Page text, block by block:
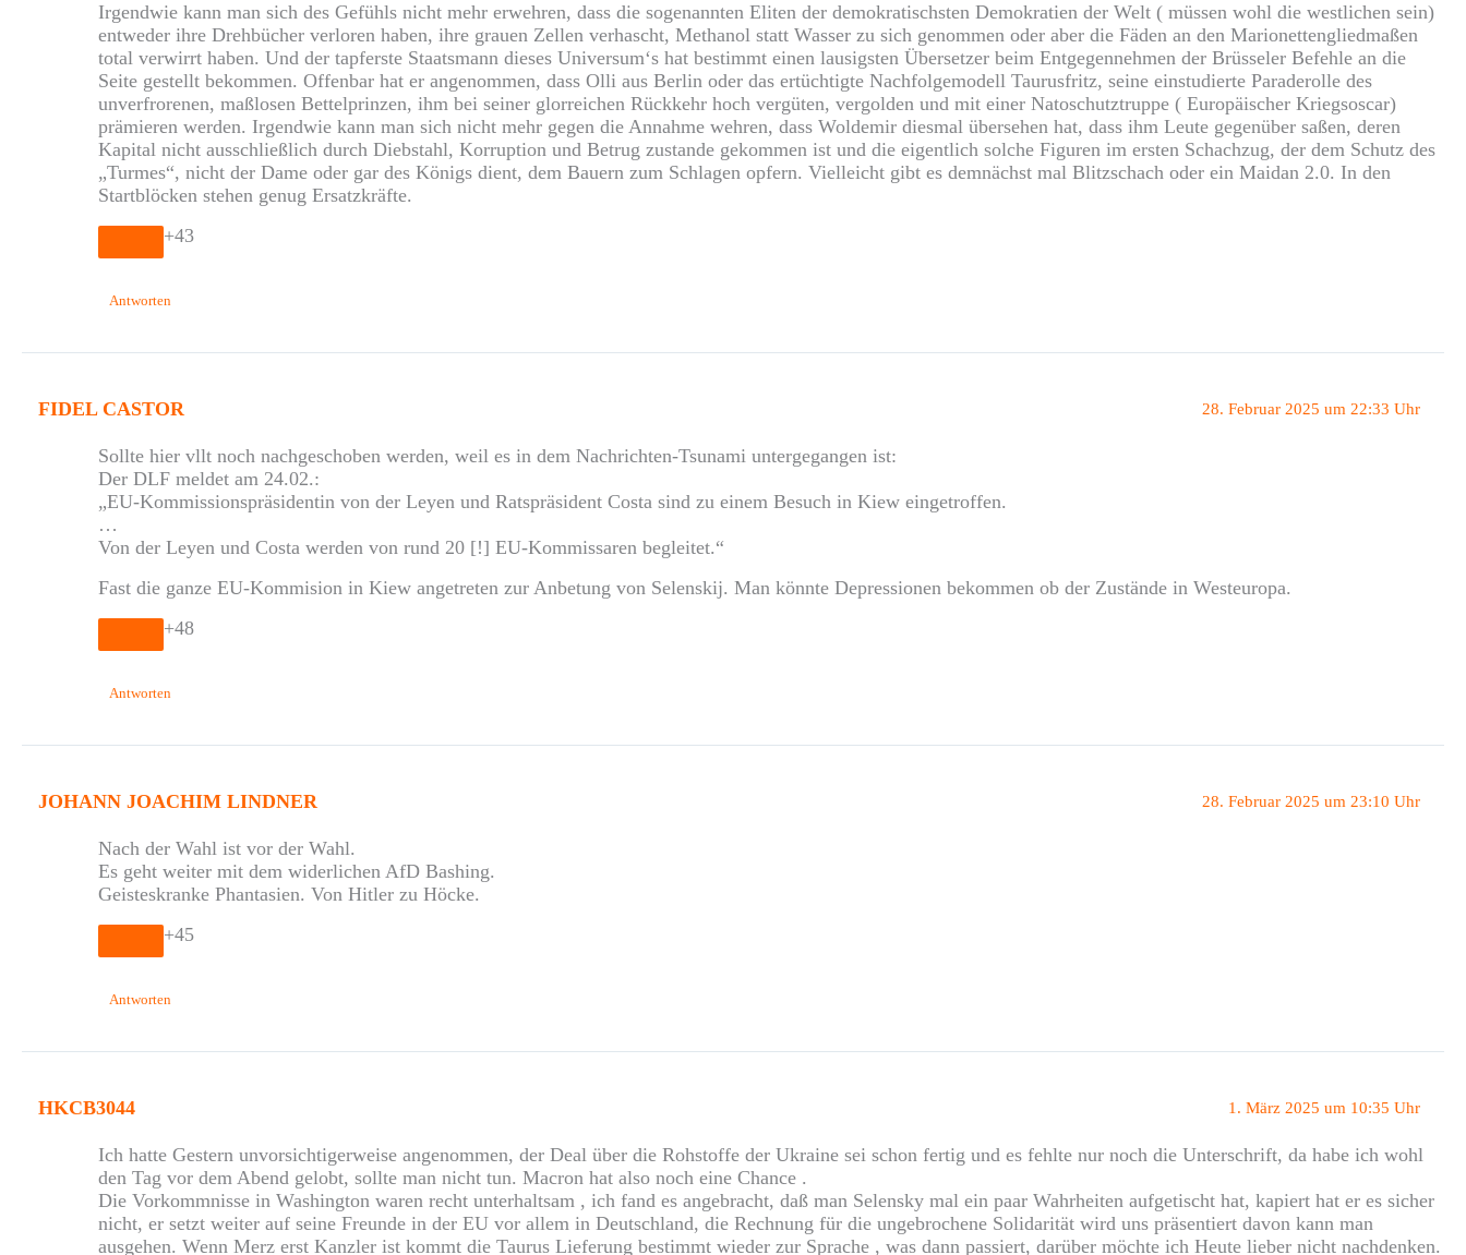
Irgendwie kann man sich des Gefühls nicht mehr erwehren, dass die sogenannten Eliten der demokratischsten Demokratien der Welt ( müssen wohl die westlichen sein)
entweder ihre Drehbücher verloren haben, ihre grauen Zellen verhascht, Methanol statt Wasser zu sich genommen oder aber die Fäden an den Marionettengliedmaßen
total verwirrt haben. Und der tapferste Staatsmann dieses Universum‘s hat bestimmt einen lausigsten Übersetzer beim Entgegennehmen der Brüsseler Befehle an die
Seite gestellt bekommen. Offenbar hat er angenommen, dass Olli aus Berlin oder das ertüchtigte Nachfolgemodell Taurusfritz, seine einstudierte Paraderolle des
unverfrorenen, maßlosen Bettelprinzen, ihm bei seiner glorreichen Rückkehr hoch vergüten, vergolden und mit einer Natoschutztruppe ( Europäischer Kriegsoscar)
prämieren werden. Irgendwie kann man sich nicht mehr gegen die Annahme wehren, dass Woldemir diesmal übersehen hat, dass ihm Leute gegenüber saßen, deren
Kapital nicht ausschließlich durch Diebstahl, Korruption und Betrug zustande gekommen ist und die eigentlich solche Figuren im ersten Schachzug, der dem Schutz des
„Turmes“, nicht der Dame oder gar des Königs dient, dem Bauern zum Schlagen opfern. Vielleicht gibt es demnächst mal Blitzschach oder ein Maidan 2.0. In den
Startblöcken stehen genug Ersatzkräfte.
+43
Antworten
FIDEL CASTOR 28. Februar 2025 um 22:33 Uhr
Sollte hier vllt noch nachgeschoben werden, weil es in dem Nachrichten-Tsunami untergegangen ist:
Der DLF meldet am 24.02.:
„EU-Kommissionspräsidentin von der Leyen und Ratspräsident Costa sind zu einem Besuch in Kiew eingetroffen.
…
Von der Leyen und Costa werden von rund 20 [!] EU-Kommissaren begleitet.“
Fast die ganze EU-Kommision in Kiew angetreten zur Anbetung von Selenskij. Man könnte Depressionen bekommen ob der Zustände in Westeuropa.
+48
Antworten
JOHANN JOACHIM LINDNER 28. Februar 2025 um 23:10 Uhr
Nach der Wahl ist vor der Wahl.
Es geht weiter mit dem widerlichen AfD Bashing.
Geisteskranke Phantasien. Von Hitler zu Höcke.
+45
Antworten
HKCB3044 1. März 2025 um 10:35 Uhr
Ich hatte Gestern unvorsichtigerweise angenommen, der Deal über die Rohstoffe der Ukraine sei schon fertig und es fehlte nur noch die Unterschrift, da habe ich wohl
den Tag vor dem Abend gelobt, sollte man nicht tun. Macron hat also noch eine Chance .
Die Vorkommnisse in Washington waren recht unterhaltsam , ich fand es angebracht, daß man Selensky mal ein paar Wahrheiten aufgetischt hat, kapiert hat er es sicher
nicht, er setzt weiter auf seine Freunde in der EU vor allem in Deutschland, die Rechnung für die ungebrochene Solidarität wird uns präsentiert davon kann man
ausgehen. Wenn Merz erst Kanzler ist kommt die Taurus Lieferung bestimmt wieder zur Sprache , was dann passiert, darüber möchte ich Heute lieber nicht nachdenken.